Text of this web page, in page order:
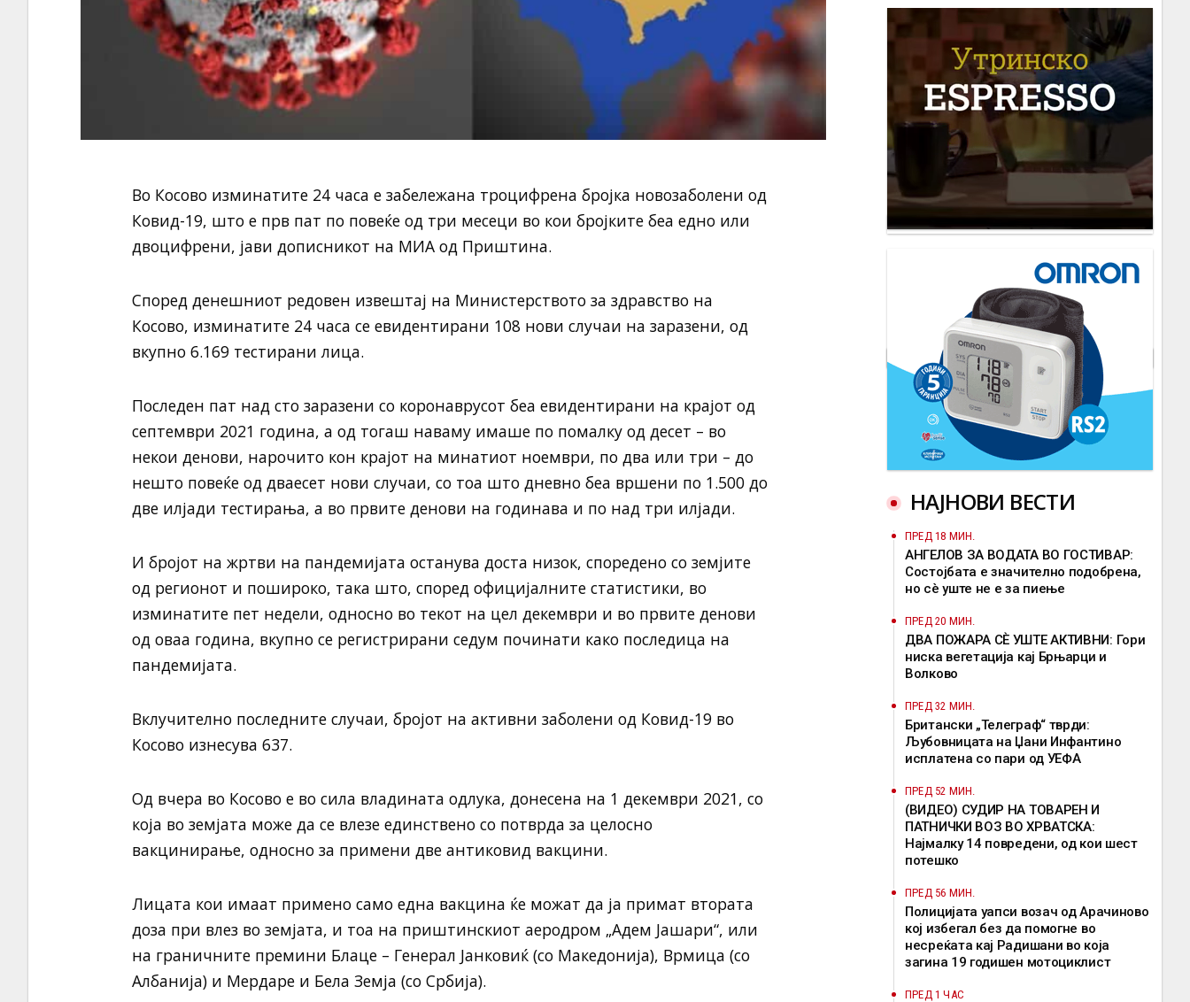
Во Косово изминатите 24 часа е забележана троцифрена бројка новозаболени од
Ковид-19, што е прв пат по повеќе од три месеци во кои бројките беа едно или
двоцифрени, јави дописникот на МИА од Приштина.
Според денешниот редовен извештај на Министерството за здравство на
Косово, изминатите 24 часа се евидентирани 108 нови случаи на заразени, од
вкупно 6.169 тестирани лица.
Последен пат над сто заразени со коронаврусот беа евидентирани на крајот од
септември 2021 година, а од тогаш наваму имаше по помалку од десет – во
некои денови, нарочито кон крајот на минатиот ноември, по два или три – до
нешто повеќе од дваесет нови случаи, со тоа што дневно беа вршени по 1.500 до
две илјади тестирања, а во првите денови на годинава и по над три илјади.
И бројот на жртви на пандемијата останува доста низок, споредено со земјите
од регионот и пошироко, така што, според официјалните статистики, во
изминатите пет недели, односно во текот на цел декември и во првите денови
од оваа година, вкупно се регистрирани седум починати како последица на
пандемијата.
Вклучително последните случаи, бројот на активни заболени од Ковид-19 во
Косово изнесува 637.
Од вчера во Косово е во сила владината одлука, донесена на 1 декември 2021, со
која во земјата може да се влезе единствено со потврда за целосно
вакцинирање, односно за примени две антиковид вакцини.
Лицата кои имаат примено само една вакцина ќе можат да ја примат втората
доза при влез во земјата, и тоа на приштинскиот аеродром „Адем Јашари“, или
на граничните премини Блаце – Генерал Јанковиќ (со Македонија), Врмица (со
Албанија) и Мердаре и Бела Земја (со Србија).
НАЈНОВИ ВЕСТИ
ПРЕД 18 МИН.
АНГЕЛОВ ЗА ВОДАТА ВО ГОСТИВАР:
Состојбата е значително подобрена,
но сè уште не е за пиење
ПРЕД 20 МИН.
ДВА ПОЖАРА СÈ УШТЕ АКТИВНИ: Гори
ниска вегетација кај Брњарци и
Волково
ПРЕД 32 МИН.
Британски „Телеграф“ тврди:
Љубовницата на Џани Инфантино
исплатена со пари од УЕФА
ПРЕД 52 МИН.
(ВИДЕО) СУДИР НА ТОВАРЕН И
ПАТНИЧКИ ВОЗ ВО ХРВАТСКА:
Најмалку 14 повредени, од кои шест
потешко
ПРЕД 56 МИН.
Полицијата уапси возач од Арачиново
кој избегал без да помогне во
несреќата кај Радишани во која
загина 19 годишен мотоциклист
ПРЕД 1 ЧАС